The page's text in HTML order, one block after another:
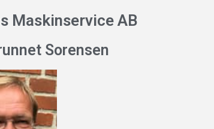
Maskinservice AB
Sorensen